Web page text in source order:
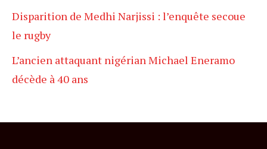
Disparition de Medhi Narjissi : l’enquête secoue
le rugby
L’ancien attaquant nigérian Michael Eneramo
décède à 40 ans